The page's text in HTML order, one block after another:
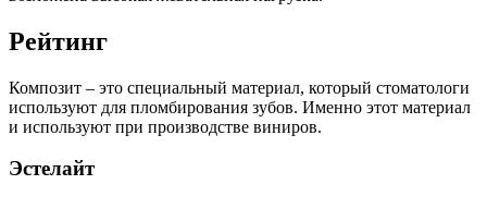
Рейтинг
Композит – это специальный материал, который стоматологи
используют для пломбирования зубов. Именно этот материал
и используют при производстве виниров.
Эстелайт